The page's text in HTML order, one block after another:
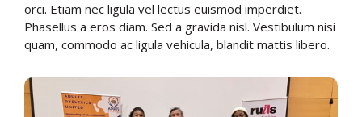
orci. Etiam nec ligula vel lectus euismod imperdiet.
Phasellus a eros diam. Sed a gravida nisl. Vestibulum nisi
quam, commodo ac ligula vehicula, blandit mattis libero.